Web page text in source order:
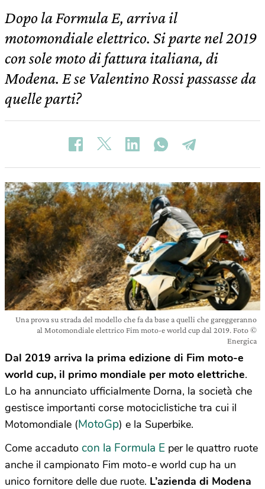
Dopo la Formula E, arriva il
motomondiale elettrico. Si parte nel 2019
con sole moto di fattura italiana, di
Modena. E se Valentino Rossi passasse da
quelle parti?
Una prova su strada del modello che fa da base a quelli che gareggeranno
al Motomondiale elettrico Fim moto-e world cup dal 2019. Foto ©
Energica
Dal 2019 arriva la prima edizione di Fim moto-e
world cup, il primo mondiale per moto elettriche.
Lo ha annunciato ufficialmente Dorna, la società che
gestisce importanti corse motociclistiche tra cui il
Motomondiale (MotoGp) e la Superbike.
Come accaduto con la Formula E per le quattro ruote
anche il campionato Fim moto-e world cup ha un
unico fornitore delle due ruote. L’azienda di Modena